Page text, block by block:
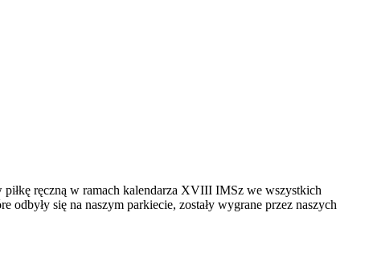
ręczną w ramach kalendarza XVIII IMSz we wszystkich
odbyły się na naszym parkiecie, zostały wygrane przez naszych